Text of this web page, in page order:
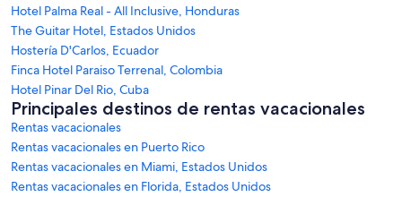
Hotel Palma Real - All Inclusive, Honduras
The Guitar Hotel, Estados Unidos
Hostería D'Carlos, Ecuador
Finca Hotel Paraiso Terrenal, Colombia
Hotel Pinar Del Rio, Cuba
Principales destinos de rentas vacacionales
Rentas vacacionales
Rentas vacacionales en Puerto Rico
Rentas vacacionales en Miami, Estados Unidos
Rentas vacacionales en Florida, Estados Unidos